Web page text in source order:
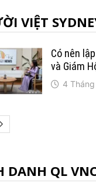
VIỆT
Có nên
và Giám
4
DANH QL